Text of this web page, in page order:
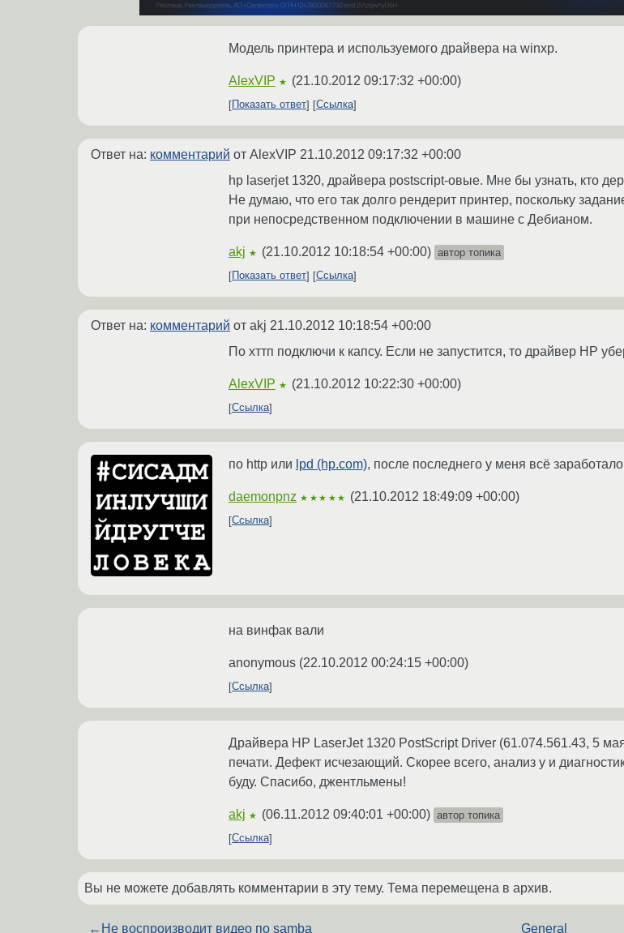
Модель принтера и используемого драйвера на winxp.
AlexVIP ★ (21.10.2012 09:17:32 +00:00)
Показать ответ Ссылка
Ответ на: комментарий от AlexVIP 21.10.2012 09:17:32 +00:00
hp laserjet 1320, драйвера postscript-овые. Мне бы узнать, кто
Не думаю, что его так долго рендерит принтер, поскольку
при непосредственном подключении в машине с Дебианом.
akj ★ (21.10.2012 10:18:54 +00:00) автор топика
Показать ответ
Ссылка
Ответ на: комментарий от akj 21.10.2012 10:18:54 +00:00
По хттп подключи к капсу. Если не запустится, то драйвер HP
AlexVIP ★ (21.10.2012 10:22:30 +00:00)
Ссылка
по http или lpd (hp.com), после последнего у меня всё
daemonpnz ★★★★★ (21.10.2012 18:49:09 +00:00)
Ссылка
на винфак вали
anonymous (22.10.2012 00:24:15 +00:00)
Ссылка
Драйвера HP LaserJet 1320 PostScript Driver (61.074.561.43, 5
печати. Дефект исчезающий. Скорее всего, анализ у и
буду. Спасибо, джентльмены!
akj ★ (06.11.2012 09:40:01 +00:00) автор топика
Ссылка
Вы не можете добавлять комментарии в эту тему. Тема перемещена в архив.
← Не воспроизводит видео по samba General